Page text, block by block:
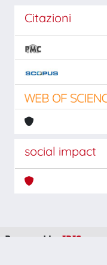
Citazioni
social impact
Powered by IRIS